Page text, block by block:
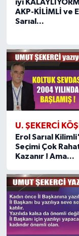
iyi
AKP-KİLİMLİ ve
Sarıal...
U. ŞEKERCI
Erol Sarıal
Seçimi Çok
Kazanır ! Ama...